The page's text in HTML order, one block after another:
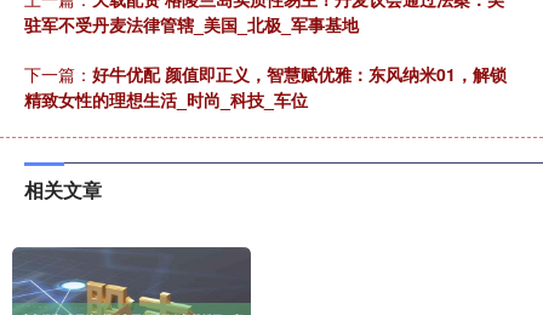
驻军不受丹麦法律管辖_美国_北极_军事基地
下一篇： 好牛优配 颜值即正义，智慧赋优雅：东风纳米01，解锁
精致女性的理想生活_时尚_科技_车位
相关文章